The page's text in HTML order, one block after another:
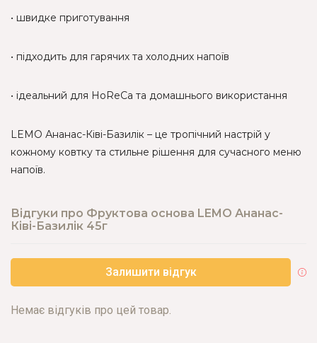
• швидке приготування
• підходить для гарячих та холодних напоїв
• ідеальний для HoReCa та домашнього використання
LEMO Ананас-Ківі-Базилік – це тропічний настрій у
кожному ковтку та стильне рішення для сучасного меню
напоїв.
Відгуки про Фруктова основа LEMO Ананас-
Ківі-Базилік 45г
Залишити відгук
Немає відгуків про цей товар.